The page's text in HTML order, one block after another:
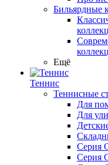
Бильярдные
Ещё
Теннис
Теннисные
Для
Для
Серия
Серия